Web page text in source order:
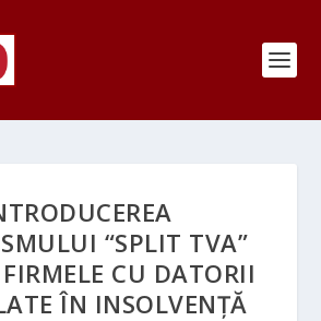
“SPLIT TVA”
CU DATORII
ÎN INSOLVENȚĂ